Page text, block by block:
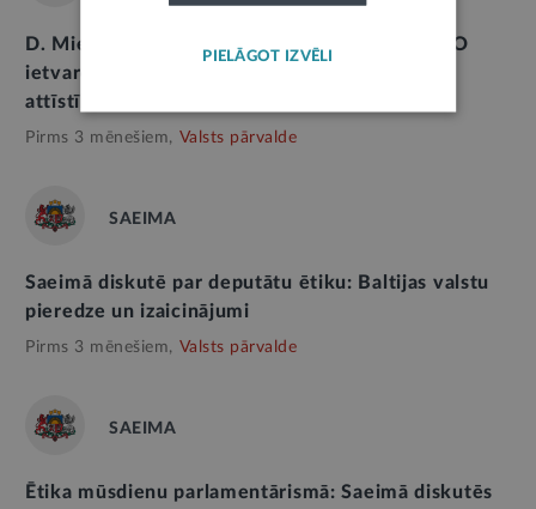
D. Mieriņa Apvienotajā Karalistē: Eiropai NATO
ietvaros jāstiprina neatkarība militāro spēju
attīstībā
Pirms 3 mēnešiem, Valsts pārvalde
SAEIMA
Saeimā diskutē par deputātu ētiku: Baltijas valstu
pieredze un izaicinājumi
Pirms 3 mēnešiem, Valsts pārvalde
SAEIMA
Ētika mūsdienu parlamentārismā: Saeimā diskutēs
PIELĀGOT IZVĒLI